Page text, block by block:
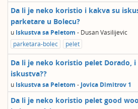
Da li je neko koristio i kakva su
parketare u Bolecu?
u Iskustva sa Peletom - Dusan Vasilijevic
parketara-bolec
pelet
Da li je neko koristio pelet Dorado, i
iskustva??
u Iskustva sa Peletom - Jovica Dimitrov 1
Da li je neko koristio pelet good